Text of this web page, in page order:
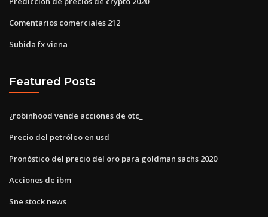
Comentarios comerciales 212
Subida fx viena
Featured Posts
¿robinhood vende acciones de otc_
Precio del petróleo en usd
Pronóstico del precio del oro para goldman sachs 2020
Acciones de ibm
Sne stock news